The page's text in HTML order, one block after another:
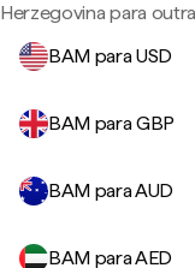
Herzegovina para
BAM para USD
BAM para GBP
BAM para AUD
BAM para AED